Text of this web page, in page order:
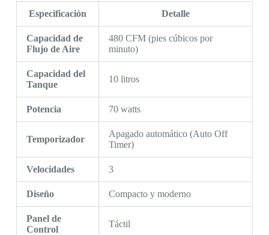
Especificación Detalle
Capacidad de
Flujo de Aire
480 CFM (pies cúbicos por
minuto)
Capacidad del
Tanque
10 litros
Potencia 70 watts
Temporizador
Apagado automático (Auto Off
Timer)
Velocidades 3
Diseño Compacto y moderno
Panel de
Control
Táctil